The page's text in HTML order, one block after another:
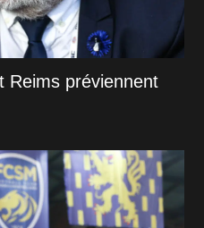
Reims préviennent